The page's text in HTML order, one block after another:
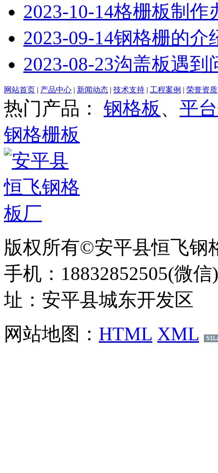
2023-10-14格栅板制作
2023-09-14钢格栅的介
2023-08-23沟盖板遇到
网站首页 | 产品中心 | 新闻动态 | 技术支持 | 工程案例 | 荣誉资质
热门产品： 钢格板 、 平
钢格栅板
版权所有©安平县恒飞钢
手机：18832852505(微
址：安平县城东开发区
网站地图： HTML XML